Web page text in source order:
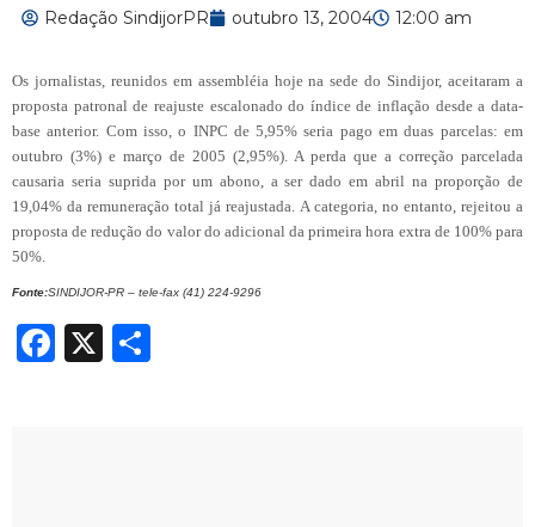
Redação SindijorPR outubro 13, 2004 12:00 am
Os jornalistas, reunidos em assembléia hoje na sede do Sindijor, aceitaram a
proposta patronal de reajuste escalonado do índice de inflação desde a data-
base anterior. Com isso, o INPC de 5,95% seria pago em duas parcelas: em
outubro (3%) e março de 2005 (2,95%). A perda que a correção parcelada
causaria seria suprida por um abono, a ser dado em abril na proporção de
19,04% da remuneração total já reajustada. A categoria, no entanto, rejeitou a
proposta de redução do valor do adicional da primeira hora extra de 100% para
50%.
Fonte:SINDIJOR-PR – tele-fax (41) 224-9296
Facebook
X